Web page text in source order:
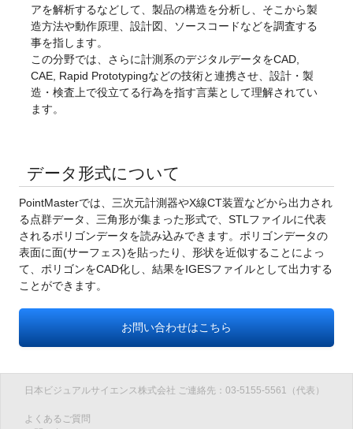
アを解析するなどして、製品の構造を分析し、そこから製
造方法や動作原理、設計図、ソースコードなどを調査する
事を指します。
この分野では、さらに計測系のデジタルデータをCAD,
CAE, Rapid Prototypingなどの技術と連携させ、設計・製
造・検査上で役立てる行為を指す言葉として理解されてい
ます。
データ形式について
PointMasterでは、三次元計測器やX線CT装置などから出力され
る点群データ、三角形が集まった形式で、STLファイルに代表
されるポリゴンデータを読み込みできます。ポリゴンデータの
表面に面(サーフェス)を貼ったり、形状を近似することによっ
て、ポリゴンをCAD化し、結果をIGESファイルとして出力する
ことができます。
お問い合わせはこちら
日本ビジュアルサイエンス株式会社 ご連絡先：03-5155-5561（代表）
よくあるご質問